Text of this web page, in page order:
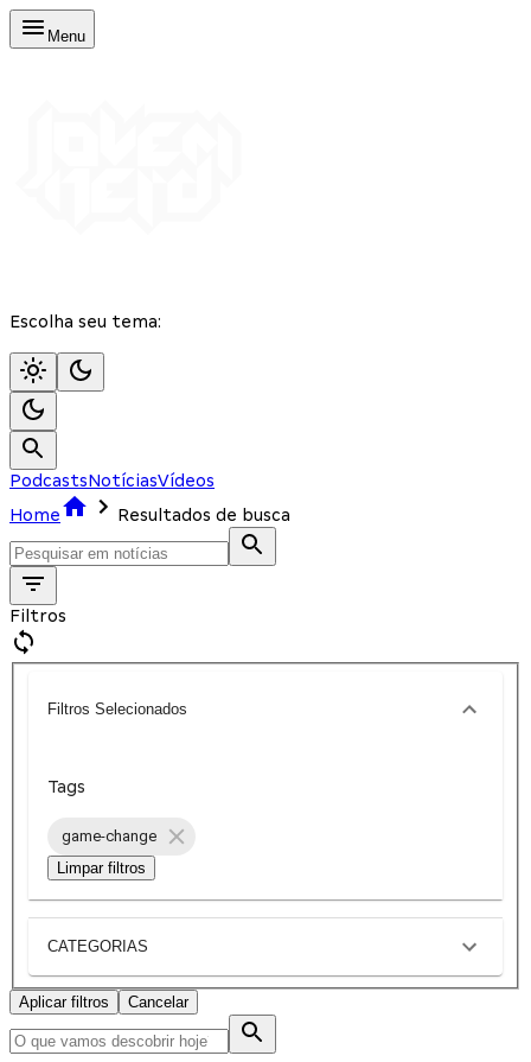
Menu
Escolha seu tema:
PodcastsNotíciasVídeos
Home
Resultados de busca
Filtros
Filtros Selecionados
Tags
game-change
Limpar filtros
CATEGORIAS
Aplicar filtros Cancelar